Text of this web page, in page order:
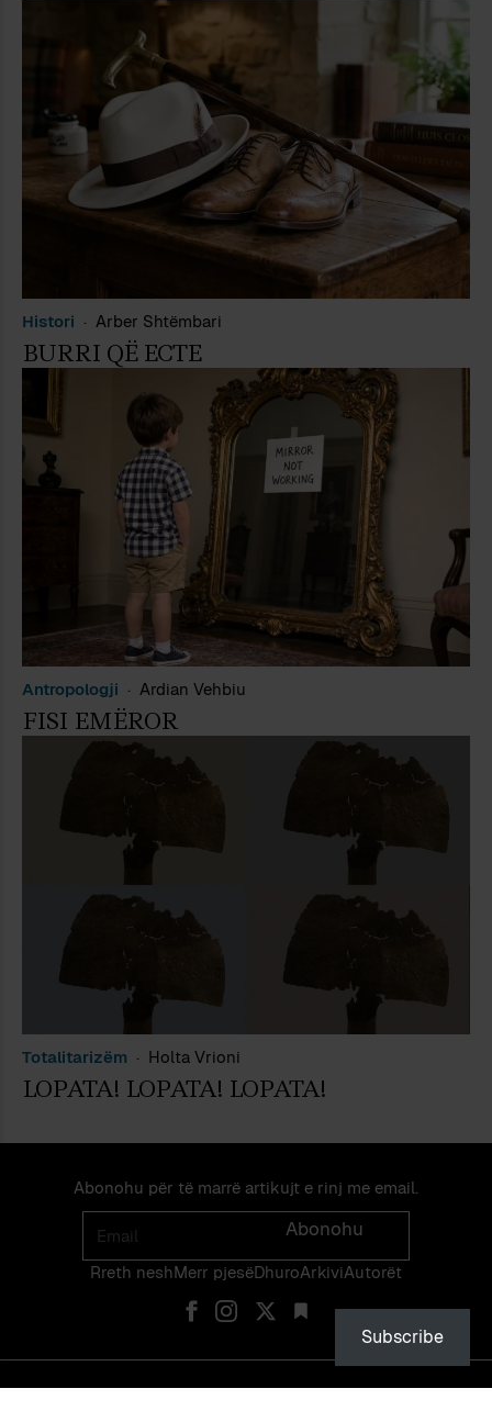
Histori Arber Shtëmbari
BURRI QË ECTE
Antropologji Ardian Vehbiu
FISI EMËROR
Totalitarizëm Holta Vrioni
LOPATA! LOPATA! LOPATA!
Abonohu për të marrë artikujt e rinj me email.
Email
Abonohu
Rreth neshMerr pjes​​ë​DhuroArkiviAutorët
Subscribe